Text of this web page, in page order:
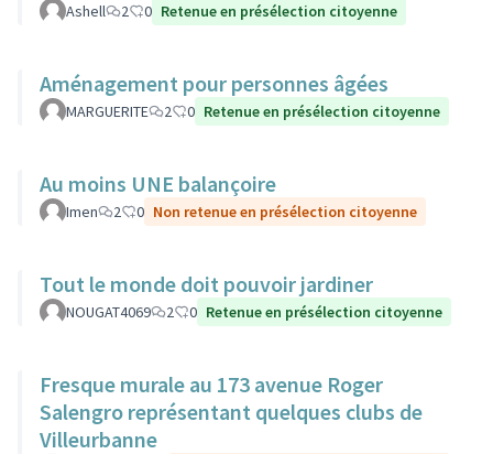
Ashell 2 0 Retenue en présélection citoyenne
Aménagement pour personnes âgées
MARGUERITE 2 0 Retenue en présélection citoyenne
Au moins UNE balançoire
Imen 2 0 Non retenue en présélection citoyenne
Tout le monde doit pouvoir jardiner
NOUGAT4069 2 0 Retenue en présélection citoyenne
Fresque murale au 173 avenue Roger
Salengro représentant quelques clubs de
Villeurbanne